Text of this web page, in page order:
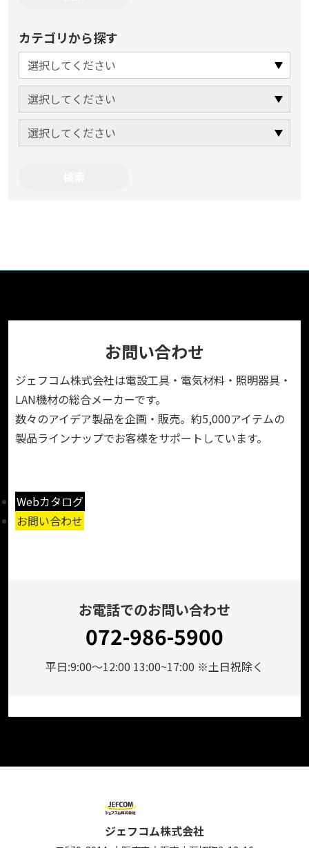
カテゴリから探す
お問い合わせ
ジェフコム株式会社は電設工具・電気材料・照明器具・
LAN機材の総合メーカーです。
数々のアイデア製品を企画・販売。約5,000アイテムの
製品ラインナップでお客様をサポートしています。
Webカタログ
お問い合わせ
お電話でのお問い合わせ
072-986-5900
平日:9:00～12:00 13:00~17:00 ※土日祝除く
ジェフコム株式会社